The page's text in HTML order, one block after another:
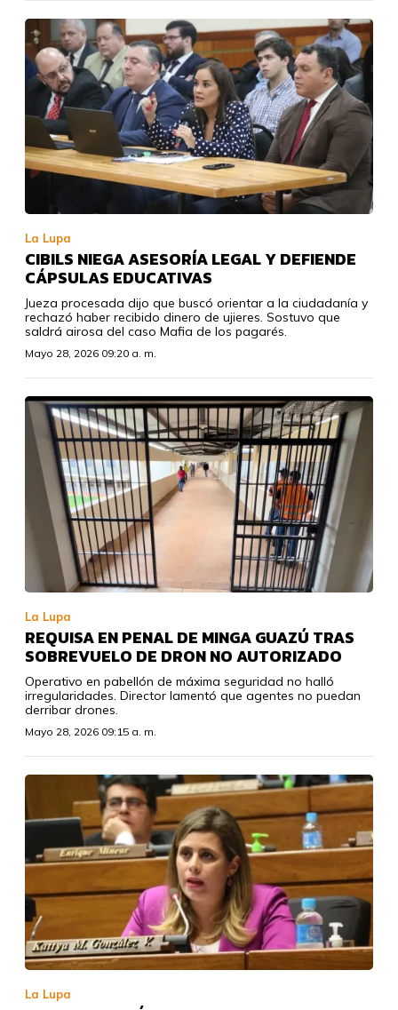
La Lupa
CIBILS NIEGA ASESORÍA LEGAL Y DEFIENDE
CÁPSULAS EDUCATIVAS
Jueza procesada dijo que buscó orientar a la ciudadanía y
rechazó haber recibido dinero de ujieres. Sostuvo que
saldrá airosa del caso Mafia de los pagarés.
Mayo 28, 2026 09:20 a. m.
La Lupa
REQUISA EN PENAL DE MINGA GUAZÚ TRAS
SOBREVUELO DE DRON NO AUTORIZADO
Operativo en pabellón de máxima seguridad no halló
irregularidades. Director lamentó que agentes no puedan
derribar drones.
Mayo 28, 2026 09:15 a. m.
La Lupa